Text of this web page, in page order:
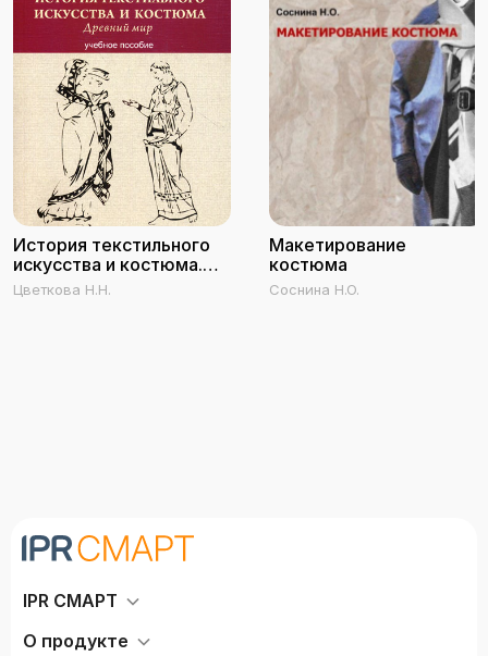
История текстильного
искусства и костюма.
Древний мир
Цветкова Н.Н.
Макетирование
костюма
Соснина Н.О.
IPR СМАРТ
О продукте